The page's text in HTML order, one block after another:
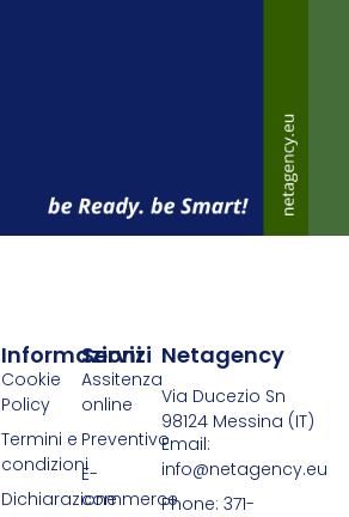
Servizi
Assitenza
online
Preventivo
E-
commerce
Informazioni
Cookie
Policy
Termini e
condizioni
Dichiarazione
Netagency
Via Ducezio Sn
98124 Messina (IT)
Email:
info@netagency.eu
Phone: 371-